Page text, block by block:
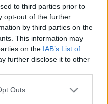
to third parties prior to
opt-out of the further
by third parties on the
This information may
on the IAB’s List of
further disclose it to other
Outs
форума!
участие в
сначала зайдёте
оттуда
пользователь в